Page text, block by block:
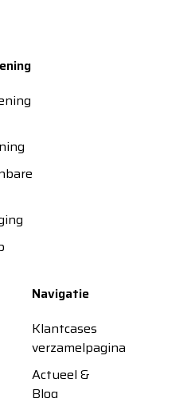
Navigatie
Klantcases
verzamelpagina
Actueel &
Blog